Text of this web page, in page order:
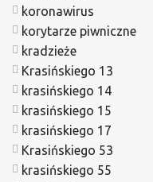
koronawirus
korytarze piwniczne
kradzieże
Krasińskiego 13
krasińskiego 14
krasińskiego 15
krasińskiego 17
Krasińskiego 53
krasińskiego 55